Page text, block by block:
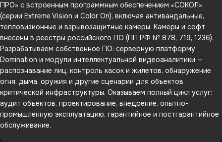
ПРО» с встроенным программным обеспечением «СОКОЛ»
(серии Extreme Vision и Color On), включая антивандальные,
тепловизионные и взрывозащитные камеры. Камеры и софт
внесены в реестры российского ПО (ПП РФ № 878, 719, 1236).
Разрабатываем собственное ПО: серверную платформу
Domination и модули интеллектуальной видеоаналитики —
распознавание лиц, контроль касок и жилетов, обнаружение
огня, дыма, оружия и другие сценарии для объектов
критической инфраструктуры. Оказываем полный цикл услуг:
аудит объектов, проектирование, внедрение, опытно-
промышленную эксплуатацию, гарантийное и постгарантийное
обслуживание.